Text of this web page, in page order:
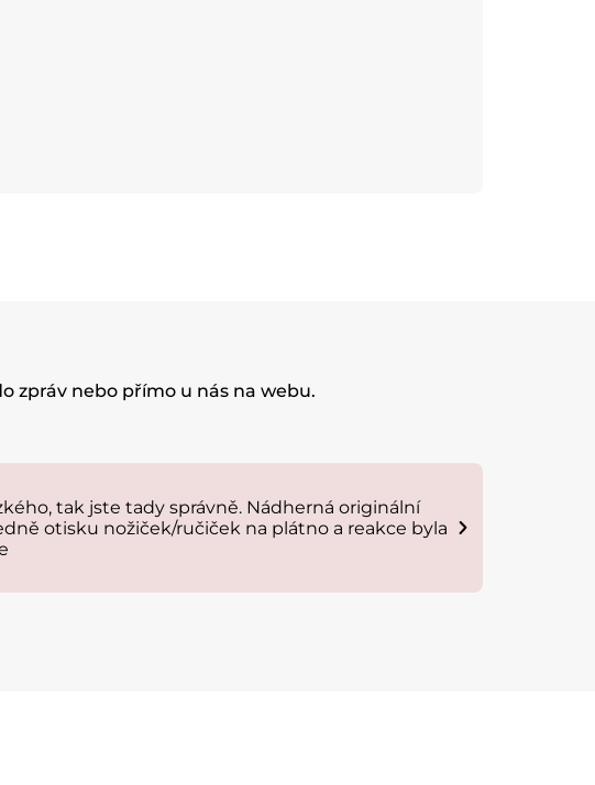
zpráv nebo přímo u nás na webu.
tak jste tady správně. Nádherná originální
otisku nožiček/ručiček na plátno a reakce byla